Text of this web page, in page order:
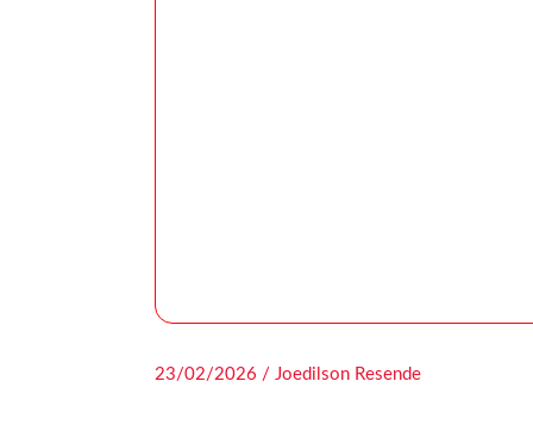
23/02/2026 / Joedilson Resende